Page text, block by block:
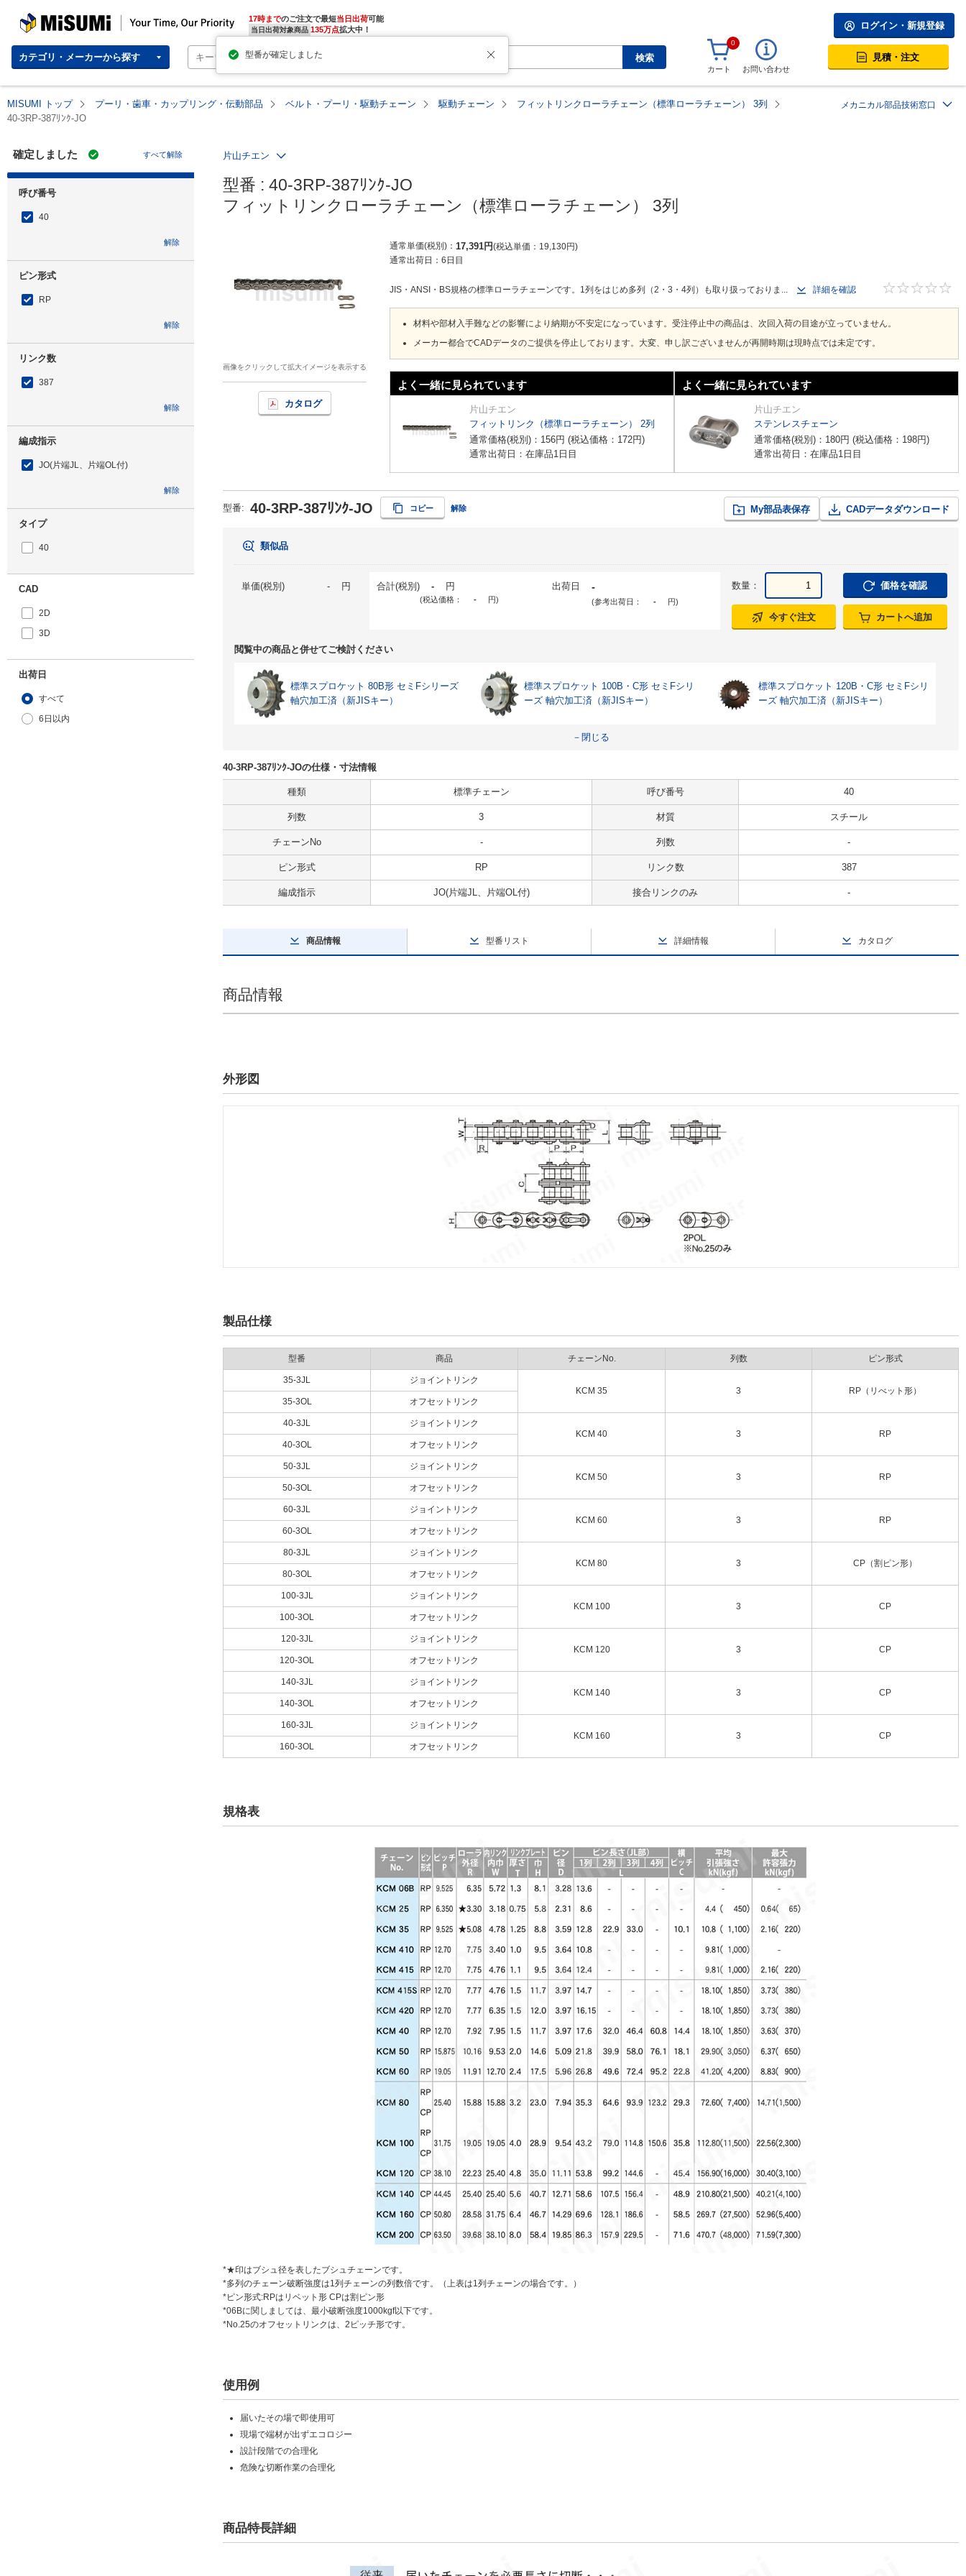
MISUMI | Your Time, Our Priority 17時までのご注文で最短当日出荷
当日出荷対象商品 135万点拡大中！
カテゴリ・メーカーから探す 検索
ログイン・新規登録
0
カート お問い合わせ
見積・注文
MISUMI トップ プーリ・歯車・カップリング・伝動部品 ベルト・プーリ・駆動チェーン 駆動チェーン
フィットリンクローラチェーン（標準ローラチェーン） 3列
40-3RP-387ﾘﾝｸ-JO
メカニカル部品技術窓口
確定しました すべて解除
呼び番号
40
解除
ピン形式
RP
解除
リンク数
387
解除
編成指示
JO(片端JL、片端OL付)
解除
タイプ
40
CAD
2D
3D
出荷日
すべて
6日以内
片山チエン
型番 : 40-3RP-387ﾘﾝｸ-JO
フィットリンクローラチェーン（標準ローラチェーン） 3列
画像をクリックして拡大イメージを表示する
カタログ
通常単価(税別) 17,391円 税込単価 19,130円
通常出荷日： 6日目
JIS・ANSI・BS規格の標準ローラチェーンです。1列をはじめ多列（2・3・4列）も取り扱っておりま... 詳細を確認
材料や部材入手難などの影響により納期が不安定になっています。受注停止中の商品は、次回入荷の目途が立っていません。
メーカー都合でCADデータのご提供を停止しております。大変、申し訳ございませんが再開時期は現時点では未定です。
よく一緒に見られています
片山チエン
フィットリンク（標準ローラチェーン） 2列
通常価格(税別)： 156円 (税込価格： 172円)
通常出荷日：在庫品1日目
よく一緒に見られています
片山チエン
ステンレスチェーン
通常価格(税別)： 180円 (税込価格： 198円)
通常出荷日：在庫品1日目
型番: 40-3RP-387ﾘﾝｸ-JO コピー 解除 My部品表保存 CADデータダウンロード
類似品
単価(税別) - 円 合計(税別) - 円
(税込価格： - 円)
出荷日 -
(参考出荷日： - 円)
数量： 価格を確認
今すぐ注文 カートへ追加
閲覧中の商品と併せてご検討ください
標準スプロケット 80B形 セミFシリーズ
軸穴加工済（新JISキー）
標準スプロケット 100B・C形 セミFシリ
ーズ 軸穴加工済（新JISキー）
標準スプロケット 120B・C形 セミFシリ
ーズ 軸穴加工済（新JISキー）
－閉じる
40-3RP-387ﾘﾝｸ-JOの仕様・寸法情報
種類 標準チェーン 呼び番号 40
列数 3 材質 スチール
チェーンNo - 列数 -
ピン形式 RP リンク数 387
編成指示 JO(片端JL、片端OL付) 接合リンクのみ -
商品情報 型番リスト 詳細情報 カタログ
商品情報
外形図
製品仕様
型番 商品 チェーンNo. 列数 ピン形式
35-3JL
ジョイントリンク
KCM 35
3
RP（リべット形）
35-3OL
オフセットリンク
40-3JL
ジョイントリンク
KCM 40
3
RP
40-3OL
オフセットリンク
50-3JL
ジョイントリンク
KCM 50
3
RP
50-3OL
オフセットリンク
60-3JL
ジョイントリンク
KCM 60
3
RP
60-3OL
オフセットリンク
80-3JL
ジョイントリンク
KCM 80
3
CP（割ピン形）
80-3OL
オフセットリンク
100-3JL
ジョイントリンク
KCM 100
3
CP
100-3OL
オフセットリンク
120-3JL
ジョイントリンク
KCM 120
3
CP
120-3OL
オフセットリンク
140-3JL
ジョイントリンク
KCM 140
3
CP
140-3OL
オフセットリンク
160-3JL
ジョイントリンク
KCM 160
3
CP
160-3OL
オフセットリンク
規格表
*★印はブシュ径を表したブシュチェーンです。
*多列のチェーン破断強度は1列チェーンの列数倍です。（上表は1列チェーンの場合です。）
*ピン形式:RPはリベット形 CPは割ピン形
*06Bに関しましては、最小破断強度1000kgf以下です。
*No.25のオフセットリンクは、2ピッチ形です。
使用例
届いたその場で即使用可
現場で端材が出ずエコロジー
設計段階での合理化
危険な切断作業の合理化
商品特長詳細